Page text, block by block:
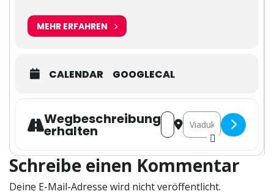
MEHR ERFAHREN
CALENDAR GOOGLECAL
Wegbeschreibung
erhalten
Address - KI im E-
Destination Address -
Schreibe einen Kommentar
Deine E-Mail-Adresse wird nicht veröffentlicht.